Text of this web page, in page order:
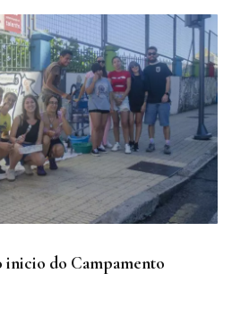
inicio do Campamento